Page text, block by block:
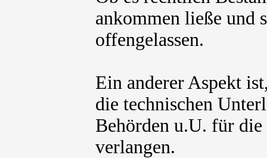
ankommen ließe und
offengelassen.
Ein anderer Aspekt
die technischen
Behörden u.U. für
verlangen.